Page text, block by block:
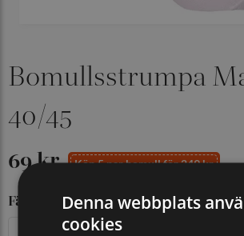
Bomullsstrumpa
40/45
69 kr Köp 5 par bomull för 249 kr
Färg
Beige
Denna webbplats
cookies